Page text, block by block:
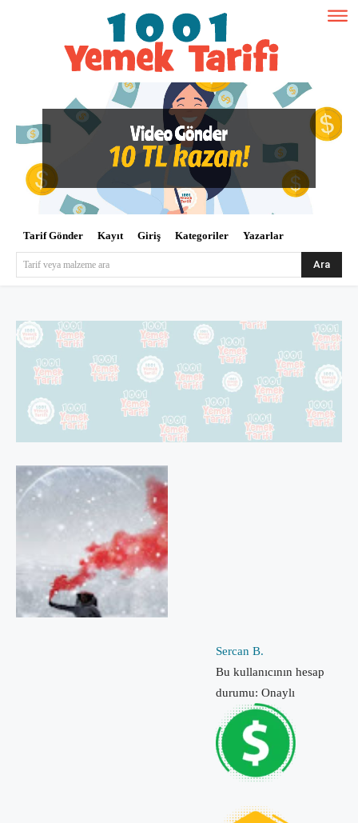
Tarif Gönder Kayıt Giriş Kategoriler Yazarlar
Tarif veya malzeme ara Ara
Sercan B.
Bu kullanıcının hesap
durumu: Onaylı